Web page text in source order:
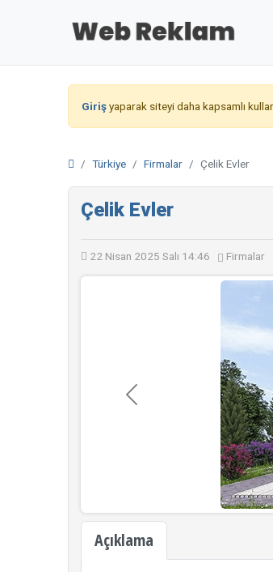
Girişyaparak siteyi daha kapsamlı
Türkiye Firmalar Çelik Evler
Çelik Evler
22 Nisan 2025 Salı 14:46 Firmalar
Geri
Açıklama